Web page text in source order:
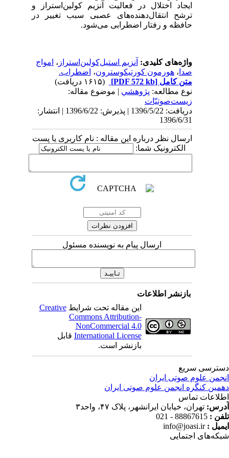
ایجاد اختلال در فعالیت آنزیم کولین‌استراز و
ترشح انتقال‌دهنده‌های عصبی سبب تغییر در
حافظه و رفتار اضطرابی می‌شود.
واژه‌های کلیدی:آنزیم استیل‌کولین‌استراز ، امواج
صدا، هورمون کورتیکوسترون،اضطراب.
متن کامل[PDF 572 kb]
نوع مطالعه:پژوهشي| موضوع مقاله:
زیست‌صوتیّات
دریافت: 1396/5/22 | پذیرش: 1396/6/22 | انتشار:
1396/6/31
ارسال نظر درباره این مقاله : نام کاربری یا پست
الکترونیک شما:
ارسال پیام به نویسنده مسئول
بازنشر اطلاعات
این مقاله تحت شرایطCreative
Commons Attribution-
NonCommercial 4.0
International Licenseقابل
بازنشر است.
سریع
علوم صوتی ایران
کنگره انجمن علوم صوتی ایران
تماس
تهران، خیابان ایرانشهر، پلاک ۴۷، واحد۳
:
88867615 - 021
:
info@joasi.ir
اجتمایی